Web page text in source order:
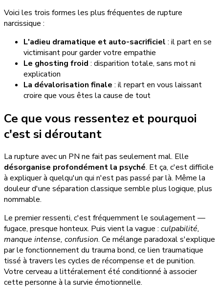
Voici les trois formes les plus fréquentes de rupture
narcissique :
L'adieu dramatique et auto-sacrificiel : il part en se
victimisant pour garder votre empathie
Le ghosting froid : disparition totale, sans mot ni
explication
La dévalorisation finale : il repart en vous laissant
croire que vous êtes la cause de tout
Ce que vous ressentez et pourquoi
c'est si déroutant
La rupture avec un PN ne fait pas seulement mal. Elle
désorganise profondément la psyché. Et ça, c'est difficile
à expliquer à quelqu'un qui n'est pas passé par là. Même la
douleur d'une séparation classique semble plus logique, plus
nommable.
Le premier ressenti, c'est fréquemment le soulagement —
fugace, presque honteux. Puis vient la vague : culpabilité,
manque intense, confusion. Ce mélange paradoxal s'explique
par le fonctionnement du trauma bond, ce lien traumatique
tissé à travers les cycles de récompense et de punition.
Votre cerveau a littéralement été conditionné à associer
cette personne à la survie émotionnelle.